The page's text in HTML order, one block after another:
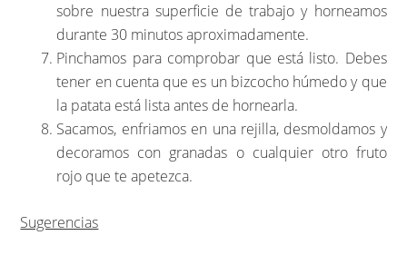
sobre nuestra superficie de trabajo y horneamos
durante 30 minutos aproximadamente.
Pinchamos para comprobar que está listo. Debes
tener en cuenta que es un bizcocho húmedo y que
la patata está lista antes de hornearla.
Sacamos, enfriamos en una rejilla, desmoldamos y
decoramos con granadas o cualquier otro fruto
rojo que te apetezca.
Sugerencias